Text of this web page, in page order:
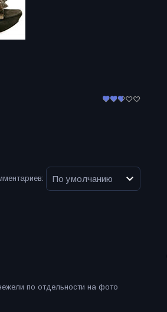
по отдельности на фото